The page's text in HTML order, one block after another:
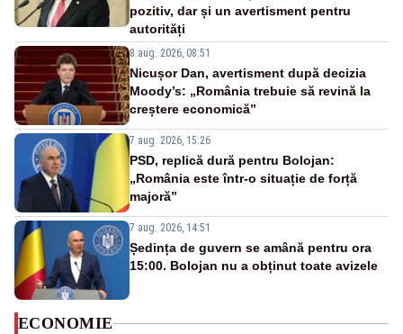
pozitiv, dar și un avertisment pentru
autorități
8 aug. 2026, 08:51
Nicușor Dan, avertisment după decizia
Moody’s: „România trebuie să revină la
creștere economică”
7 aug. 2026, 15:26
PSD, replică dură pentru Bolojan:
„România este într-o situație de forță
majoră”
7 aug. 2026, 14:51
Ședința de guvern se amână pentru ora
15:00. Bolojan nu a obținut toate avizele
ECONOMIE